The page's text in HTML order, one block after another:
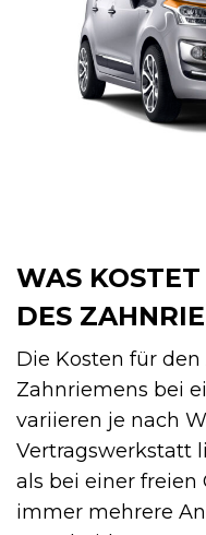
WAS
DES
Die Kosten für
Zahnriemens bei
variieren je nach
Vertragswerkstatt
als bei einer freien
immer mehrere